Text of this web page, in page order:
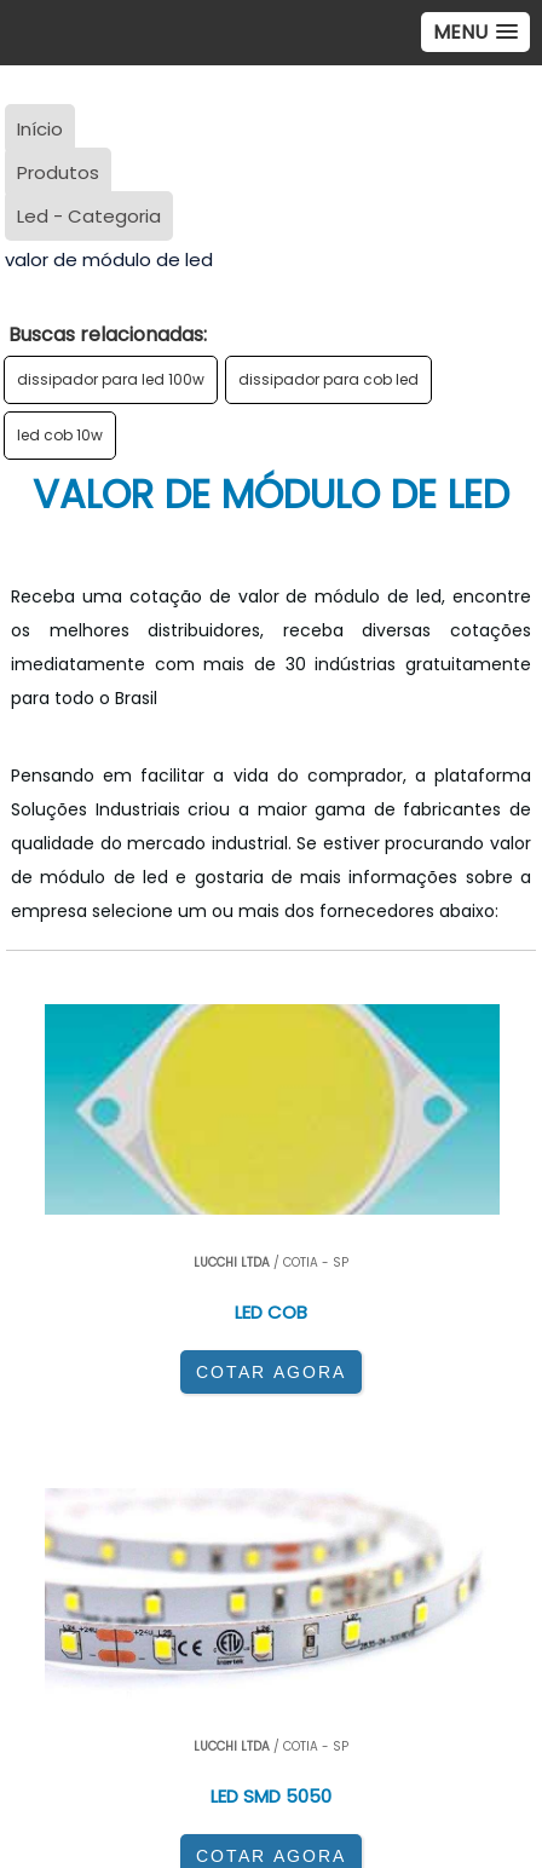
MENU
Início
Produtos
Led - Categoria
valor de módulo de led
Buscas relacionadas:
dissipador para led 100w dissipador para cob led
led cob 10w
VALOR DE MÓDULO DE LED
Receba uma cotação de valor de módulo de led, encontre
os melhores distribuidores, receba diversas cotações
imediatamente com mais de 30 indústrias gratuitamente
para todo o Brasil
Pensando em facilitar a vida do comprador, a plataforma
Soluções Industriais criou a maior gama de fabricantes de
qualidade do mercado industrial. Se estiver procurando valor
de módulo de led e gostaria de mais informações sobre a
empresa selecione um ou mais dos fornecedores abaixo:
LUCCHI LTDA / COTIA - SP
LED COB
COTAR AGORA
LUCCHI LTDA / COTIA - SP
LED SMD 5050
COTAR AGORA